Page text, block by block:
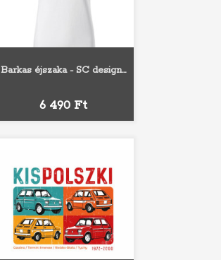
Barkas éjszaka - SC design...
Ár
6 490 Ft